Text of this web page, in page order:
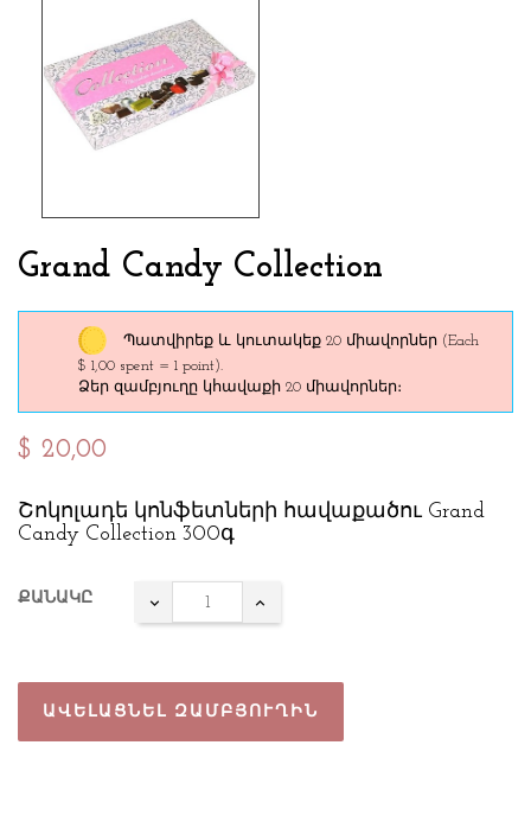
Grand Candy Collection
Պատվիրեք և կուտակեք 20 միավորներ (Each
$ 1,00 spent = 1 point).
Ձեր զամբյուղը կհավաքի 20 միավորներ։
$ 20,00
Շոկոլադե կոնֆետների հավաքածու Grand
Candy Collection 300գ
ՔԱՆԱԿԸ
ԱՎԵԼԱՑՆԵԼ ԶԱՄԲՅՈՒՂԻՆ